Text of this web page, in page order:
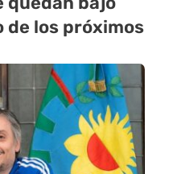
los próximos